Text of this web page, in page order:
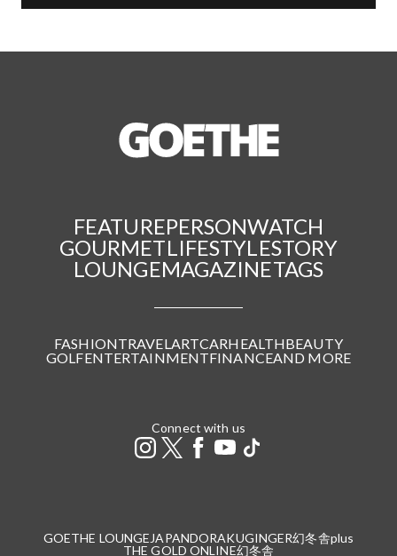
FEATUREPERSONWATCH
GOURMETLIFESTYLESTORY
LOUNGEMAGAZINETAGS
FASHIONTRAVELARTCARHEALTHBEAUTY
GOLFENTERTAINMENTFINANCEAND MORE
Connect with us
GOETHE LOUNGE JAPANDORAKUGINGER幻冬舎plus
THE GOLD ONLINE幻冬舎